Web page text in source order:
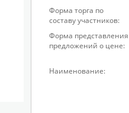
Форма торга по
составу участников:
Форма представления
предложений о цене:
Наименование: